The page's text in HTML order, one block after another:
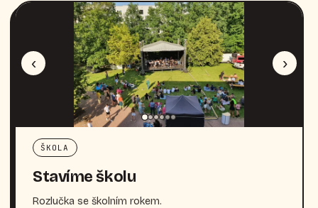
‹ ›
ŠKOLA
Stavíme školu
Rozlučka se školním rokem.